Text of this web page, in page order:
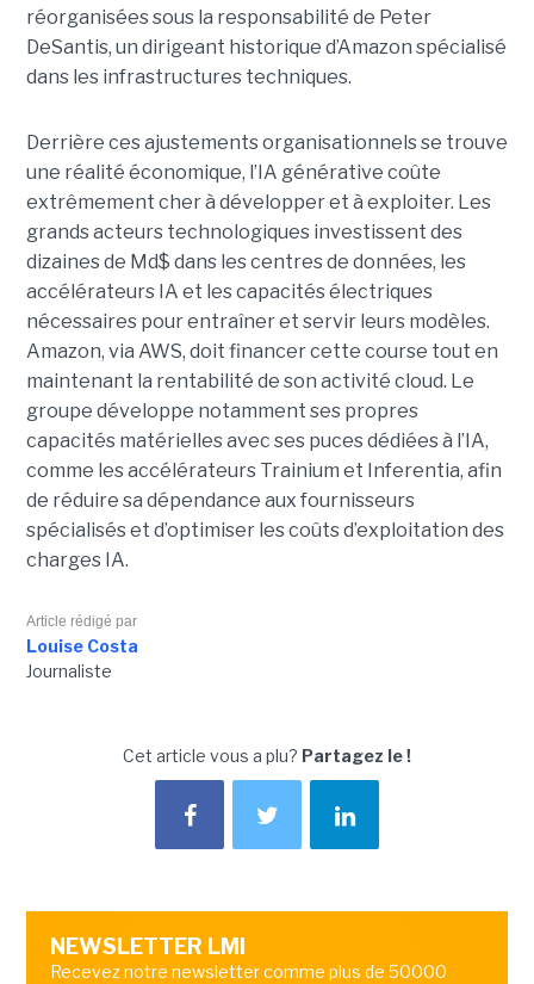
réorganisées sous la responsabilité de Peter
DeSantis, un dirigeant historique d’Amazon spécialisé
dans les infrastructures techniques.
Derrière ces ajustements organisationnels se trouve
une réalité économique, l’IA générative coûte
extrêmement cher à développer et à exploiter. Les
grands acteurs technologiques investissent des
dizaines de Md$ dans les centres de données, les
accélérateurs IA et les capacités électriques
nécessaires pour entraîner et servir leurs modèles.
Amazon, via AWS, doit financer cette course tout en
maintenant la rentabilité de son activité cloud. Le
groupe développe notamment ses propres
capacités matérielles avec ses puces dédiées à l’IA,
comme les accélérateurs Trainium et Inferentia, afin
de réduire sa dépendance aux fournisseurs
spécialisés et d’optimiser les coûts d’exploitation des
charges IA.
Article rédigé par
Louise Costa
Journaliste
Cet article vous a plu? Partagez le !
NEWSLETTER LMI
Recevez notre newsletter comme plus de 50000